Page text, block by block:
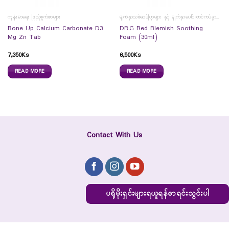
ကျန်းမာရေး ဖြည့်စွက်စာများ
Bone Up Calcium Carbonate D3
Mg Zn Tab
7,350Ks
READ MORE
မျက်နှာသစ်ဆပ်ပြာများ နှင့် မျက်နှာပေါင်းတင်ကပ်ခွာများ
DR.G Red Blemish Soothing
Foam (30ml)
6,500Ks
READ MORE
Contact With Us
ပရိုမိုးရှင်းများရယူရန်စာရင်းသွင်းပါ